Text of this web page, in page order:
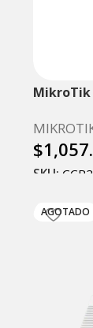
MikroTik
$
SKU:
AGOTADO